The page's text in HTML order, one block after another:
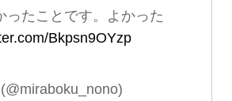
ったことです。よかった
Bkpsn9OYzp